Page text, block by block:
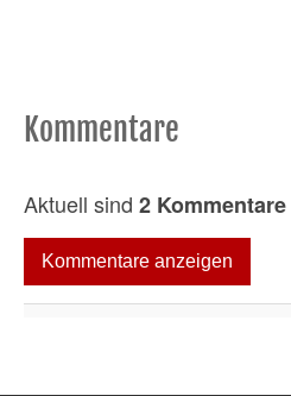
Kommentare
Aktuell sind 2 Kommentare
Kommentare anzeigen